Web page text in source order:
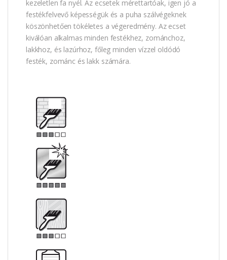
kezeletlen fa nyél. Az ecsetek mérettartóak, igen jó a
festékfelvevő képességük és a puha szálvégeknek
köszönhetően tökéletes a végeredmény. Az ecset
kiválóan alkalmas minden festékhez, zománchoz,
lakkhoz, és lazúrhoz, főleg minden vízzel oldódó
festék, zománc és lakk számára.